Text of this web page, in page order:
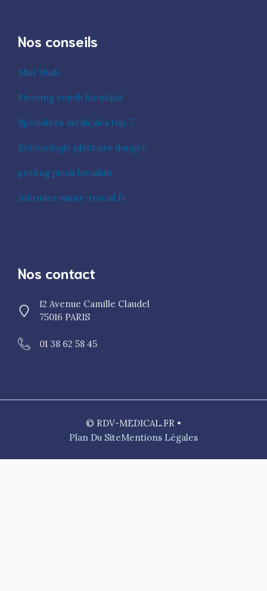
Nos conseils
Miel Nude
Piercing conch bienfaits
Spécialités médicales top 7
Réflexologie plantaire danger
peeling pieds lovaskin
Infirmier-sante-travail.fr
Nos contact
12 Avenue Camille Claudel
75016 PARIS
01 38 62 58 45
© RDV-MEDICAL.FR •
Plan Du SiteMentions Légales